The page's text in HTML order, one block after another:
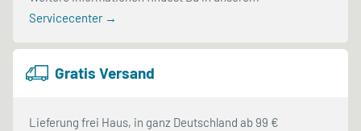
Servicecenter →
Gratis Versand
Lieferung frei Haus, in ganz Deutschland ab 99 €